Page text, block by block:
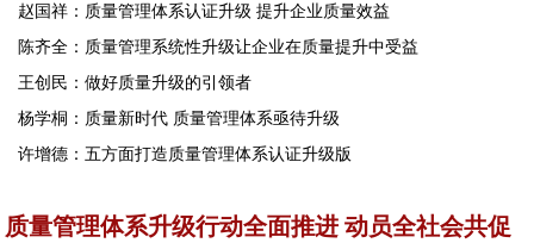
赵国祥：质量管理体系认证升级 提升企业质量效益
陈齐全：质量管理系统性升级让企业在质量提升中受益
王创民：做好质量升级的引领者
杨学桐：质量新时代 质量管理体系亟待升级
许增德：五方面打造质量管理体系认证升级版
质量管理体系升级行动全面推进 动员全社会共促